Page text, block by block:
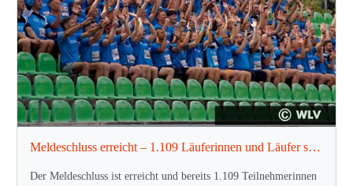
Meldeschluss erreicht – 1.109 Läuferinnen und Läufer sind dabei!
Der Meldeschluss ist erreicht und bereits 1.109 Teilnehmerinnen